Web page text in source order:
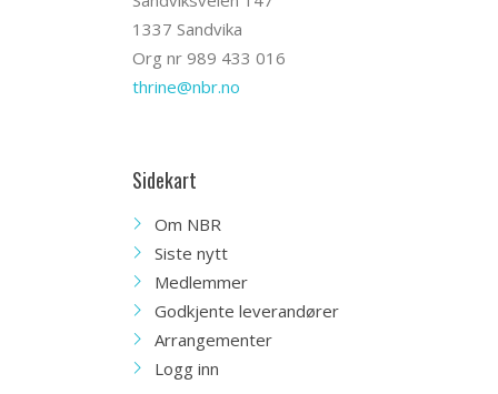
1337 Sandvika
Org nr 989 433 016
thrine@nbr.no
Sidekart
Om NBR
Siste nytt
Medlemmer
Godkjente leverandører
Arrangementer
Logg inn